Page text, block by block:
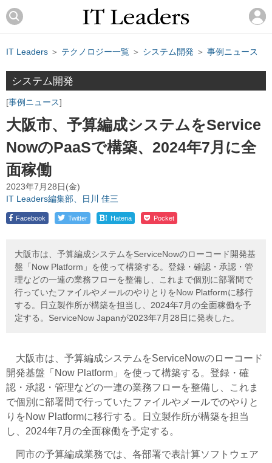
IT Leaders ＞ テクノロジー一覧 ＞ システム開発 ＞ 事例ニュース
システム開発
事例ニュース
大阪市、予算編成システムをService
NowのPaaSで構築、2024年7月に全
面稼働
2023年7月28日(金)
IT Leaders編集部、日川 佳三
Facebook Twitter ! Hatena Pocket
大阪市は、予算編成システムをServiceNowのローコード開発基
盤「Now Platform」を使って構築する。登録・確認・承認・管
理などの一連の業務フローを整備し、これまで個別に部署間で
行っていたファイルやメールのやりとりをNow Platformに移行
する。日立製作所が構築を担当し、2024年7月の全面稼働を予
定する。ServiceNow Japanが2023年7月28日に発表した。
大阪市は、予算編成システムをServiceNowのローコード
開発基盤「Now Platform」を使って構築する。登録・確
認・承認・管理などの一連の業務フローを整備し、これま
で個別に部署間で行っていたファイルやメールでのやりと
りをNow Platformに移行する。日立製作所が構築を担当
し、2024年7月の全面稼働を予定する。
同市の予算編成業務では、各部署で表計算ソフトウェア